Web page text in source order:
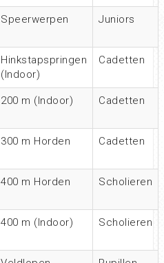
Speerwerpen Juniors
Hinkstapspringen
(Indoor)
Cadetten
200 m (Indoor) Cadetten
300 m Horden Cadetten
400 m Horden Scholieren
400 m (Indoor) Scholieren